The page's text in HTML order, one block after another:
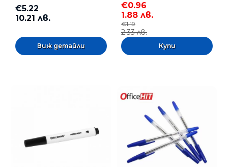
€5.22
10.21 лв.
Виж детайли
€0.96
1.88 лв.
€1.19
2.33 лв.